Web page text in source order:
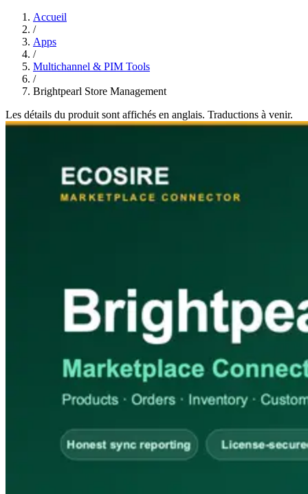
Accueil
/
Apps
/
Multichannel & PIM Tools
/
Brightpearl Store Management
Les détails du produit sont affichés en anglais. Traductions à venir.